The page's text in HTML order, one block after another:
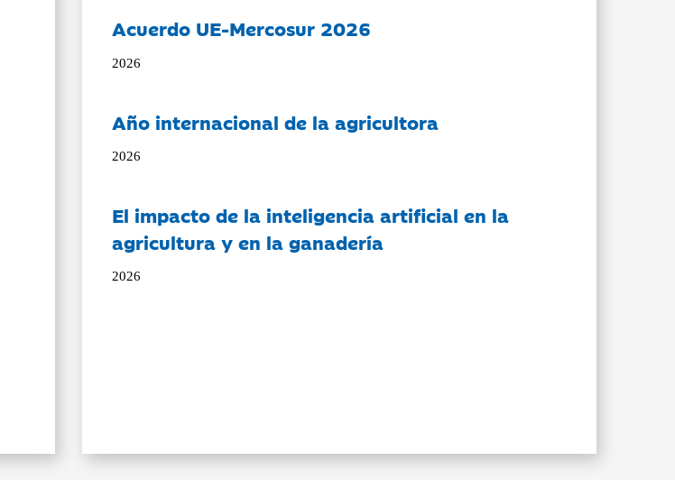
Acuerdo UE-Mercosur 2026
2026
Año internacional de la agricultora
2026
El impacto de la inteligencia artificial en la
agricultura y en la ganadería
2026